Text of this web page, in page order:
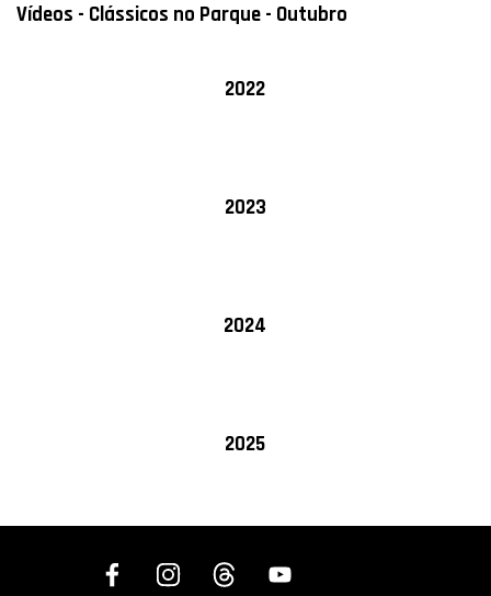
Vídeos - Clássicos no Parque - Outubro
2022
2023
2024
2025